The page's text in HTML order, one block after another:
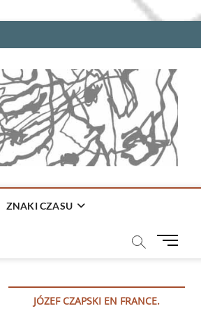
ZNAKI CZASU
M
u
JÓZEF CZAPSKI EN FRANCE.